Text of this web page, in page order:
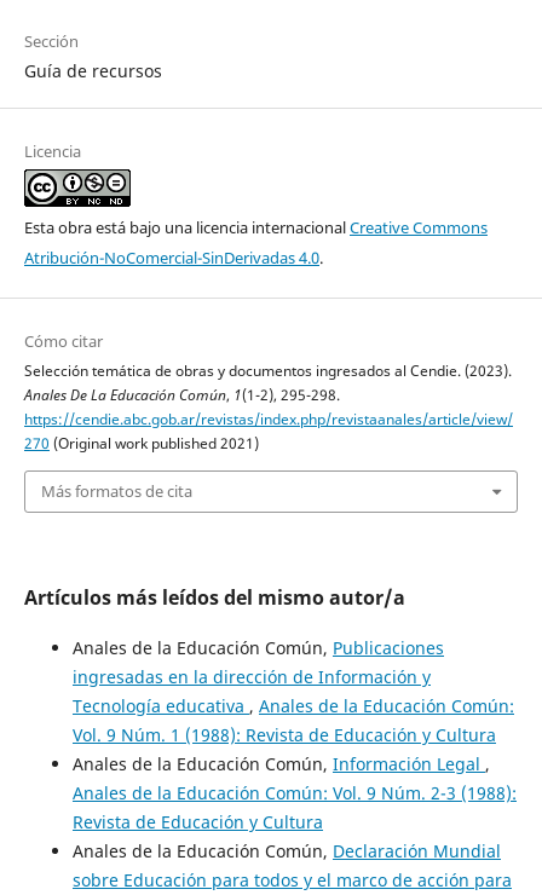
Sección
Guía de recursos
Licencia
Esta obra está bajo una licencia internacionalCreative Commons
Atribución-NoComercial-SinDerivadas 4.0.
Cómo citar
Selección temática de obras y documentos ingresados al Cendie. (2023).
Anales De La Educación Común, 1(1-2), 295-298.
https://cendie.abc.gob.ar/revistas/index.php/revistaanales/article/view/
270 (Original work published 2021)
Más formatos de cita
Artículos más leídos del mismo autor/a
Anales de la Educación Común, Publicaciones
ingresadas en la dirección de Información y
Tecnología educativa , Anales de la Educación Común:
Vol. 9 Núm. 1 (1988): Revista de Educación y Cultura
Anales de la Educación Común, Información Legal ,
Anales de la Educación Común: Vol. 9 Núm. 2-3 (1988):
Revista de Educación y Cultura
Anales de la Educación Común, Declaración Mundial
sobre Educación para todos y el marco de acción para